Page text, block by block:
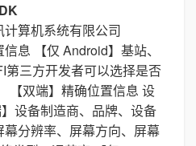
算机系统有限公司
息 【仅 Android】基站、
第三方开发者可以选择是否
【双端】精确位置信息 设
设备制造商、品牌、设备
分辨率、屏幕方向、屏幕